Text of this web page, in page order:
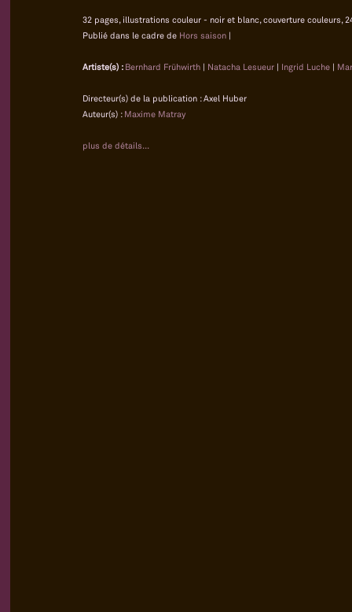
32 pages, illustrations couleur - noir et blanc, couverture couleurs,
Publié dans le cadre de Hors saison |
Artiste(s) : Bernhard Frühwirth | Natacha Lesueur | Ingrid Luche |
Directeur(s) de la publication : Axel Huber
Auteur(s) : Maxime Matray
plus de détails...